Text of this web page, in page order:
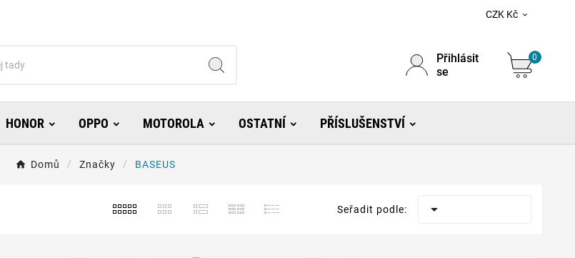
CZK Kč 
Přihlásit
se
0
HONOR OPPO MOTOROLA OSTATNÍ PŘÍSLUŠENSTVÍ
Domů Značky BASEUS
Seřadit podle: 